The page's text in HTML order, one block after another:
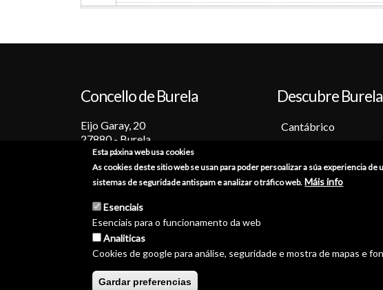
14
15
17
18
19
Concello de Burela
Eijo Garay, 20
27880 - Burela
Lugo (España)
+34 982 586 000
burela@burela.org
Descubre Burela
Cantábrico
Tradición
Fiestas
© Concello de Burela 2026 //
Esta páxina web usa cookies
As cookies deste sitio web se usan para poder persoalizar a súa experiencia
sistemas de seguridade antispam e analizar o tráfico web. Máis info
Esenciais
Esenciais para o funcionamento da web
Analiticas
Cookies de google para análise, seguridade e mostra de mapas e
Gardar preferencias